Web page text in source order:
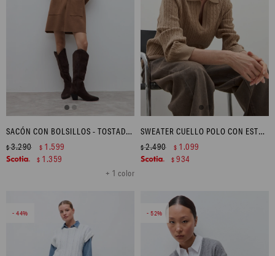
SACÓN CON BOLSILLOS - TOSTADO MELANGE
+ 1 color
$3.290 $ 1.599
$ 1.359
SWEATER CUELLO POLO CON ESTRUCTURAS - TOSTADO MELANGE
$2.490 $ 1.099
$ 934
44 52